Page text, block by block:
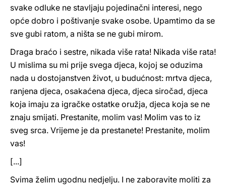
svake odluke ne stavljaju pojedinačni interesi, nego
opće dobro i poštivanje svake osobe. Upamtimo da se
sve gubi ratom, a ništa se ne gubi mirom.
Draga braćo i sestre, nikada više rata! Nikada više rata!
U mislima su mi prije svega djeca, kojoj se oduzima
nada u dostojanstven život, u budućnost: mrtva djeca,
ranjena djeca, osakaćena djeca, djeca siročad, djeca
koja imaju za igračke ostatke oružja, djeca koja se ne
znaju smijati. Prestanite, molim vas! Molim vas to iz
sveg srca. Vrijeme je da prestanete! Prestanite, molim
vas!
[...]
Svima želim ugodnu nedjelju. I ne zaboravite moliti za